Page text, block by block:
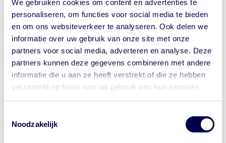
We gebruiken cookies om content en advertenties te
personaliseren, om functies voor social media te bieden
en om ons websiteverkeer te analyseren. Ook delen we
informatie over uw gebruik van onze site met onze
partners voor social media, adverteren en analyse. Deze
partners kunnen deze gegevens combineren met andere
informatie die u aan ze heeft verstrekt of die ze hebben
verzameld op basis van uw gebruik van hun services.
Noodzakelijk
Let op waar je op klikt.
Wil je bij de GGD een afspraak maken
NederlandWereldwijd - Ministerie
van Buitenlandse Zaken
Reisadvies Zuid-Korea